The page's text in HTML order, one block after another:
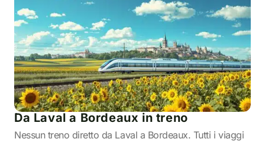
Da Laval a Bordeaux in treno
Nessun treno diretto da Laval a Bordeaux. Tutti i viaggi